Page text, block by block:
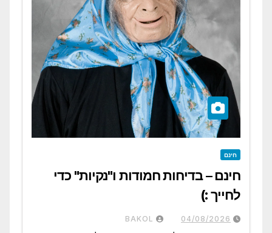
חינם
חינם – בדיחות חמודות ו"נקיות" כדי
לחייך :)
04/08/2026
BAKOL